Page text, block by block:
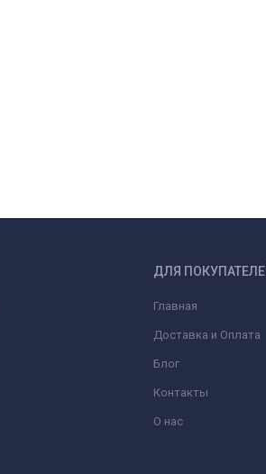
ДЛЯ
Главная
Доставка и Оплата
Блог
Контакты
О нас